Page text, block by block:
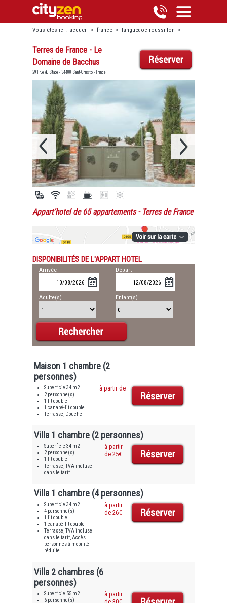
Vous êtes ici : accueil > france > languedoc-roussillon >
saint-christol > terres de france - le domaine de bacchus
Terres de France - Le
Domaine de Bacchus
291 rue du Stade - 34400 Saint-Christol - France
Appart'hotel de 65 appartements- Terres de France
DISPONIBILITÉS DE L'APPART HOTEL
Arrivée Départ
Adulte(s) Enfant(s)
Maison 1 chambre (2
personnes)
Superficie 34 m2
2 personne(s)
1 lit double
1 canapé-lit double
Terrasse, Douche
à partir de
Villa 1 chambre (2 personnes)
Superficie 34 m2
2 personne(s)
1 lit double
Terrasse, TVA incluse
dans le tarif
à partir
de 25€
Villa 1 chambre (4 personnes)
Superficie 34 m2
4 personne(s)
1 lit double
1 canapé-lit double
Terrasse, TVA incluse
dans le tarif, Accès
personnes à mobilité
réduite
à partir
de 26€
Villa 2 chambres (6
personnes)
Superficie 55 m2
6 personne(s)
à partir